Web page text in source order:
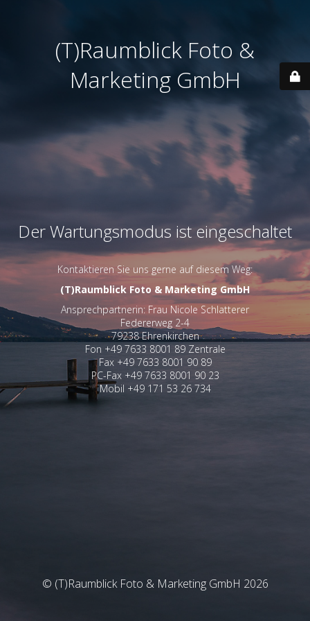
(T)Raumblick Foto &
Marketing GmbH
Der Wartungsmodus ist eingeschaltet
Kontaktieren Sie uns gerne auf diesem Weg:
(T)Raumblick Foto & Marketing GmbH
Ansprechpartnerin: Frau Nicole Schlatterer
Federerweg 2-4
79238 Ehrenkirchen
Fon +49 7633 8001 89 Zentrale
Fax +49 7633 8001 90 89
PC-Fax +49 7633 8001 90 23
Mobil +49 171 53 26 734
© (T)Raumblick Foto & Marketing GmbH 2026